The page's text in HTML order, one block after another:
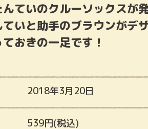
ていのクルーソックスが
ていと助手のブラウンがデ
おきの一足です！
2018年3月20日
539円(税込)